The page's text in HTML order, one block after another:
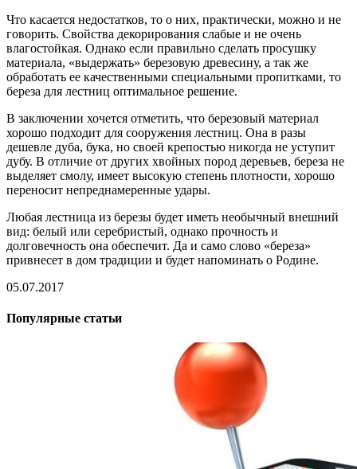
Что касается недостатков, то о них, практически, можно и не
говорить. Свойства декорирования слабые и не очень
влагостойкая. Однако если правильно сделать просушку
материала, «выдержать» березовую древесину, а так же
обработать ее качественными специальными пропитками, то
береза для лестниц оптимальное решение.
В заключении хочется отметить, что березовый материал
хорошо подходит для сооружения лестниц. Она в разы
дешевле дуба, бука, но своей крепостью никогда не уступит
дубу. В отличие от других хвойных пород деревьев, береза не
выделяет смолу, имеет высокую степень плотности, хорошо
переносит непреднамеренные удары.
Любая лестница из березы будет иметь необычный внешний
вид: белый или серебристый, однако прочность и
долговечность она обеспечит. Да и само слово «береза»
привнесет в дом традиции и будет напоминать о Родине.
05.07.2017
Популярные статьи